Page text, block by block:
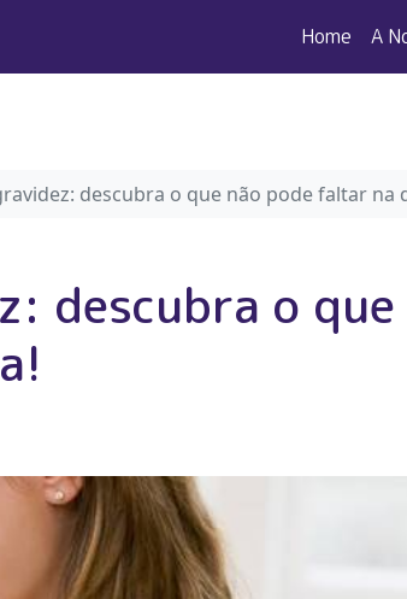
Home A
descubra o que não pode faltar na
descubra o que